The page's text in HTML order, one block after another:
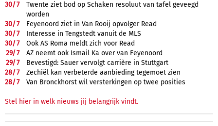
30/7
Twente ziet bod op Schaken resoluut van tafel geveegd
worden
30/7
Feyenoord ziet in Van Rooij opvolger Read
30/7
Interesse in Tengstedt vanuit de MLS
30/7
Ook AS Roma meldt zich voor Read
29/7
AZ neemt ook Ismail Ka over van Feyenoord
29/7
Bevestigd: Sauer vervolgt carrière in Stuttgart
28/7
Zechiël kan verbeterde aanbieding tegemoet zien
28/7 Van Bronckhorst wil versterkingen op twee posities
Stel hier in welk nieuws jij belangrijk vindt.